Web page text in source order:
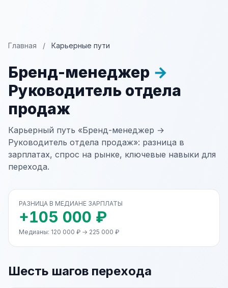
Главная / Карьерные пути
Бренд-менеджер →
Руководитель отдела
продаж
Карьерный путь «Бренд-менеджер →
Руководитель отдела продаж»: разница в
зарплатах, спрос на рынке, ключевые навыки для
перехода.
РАЗНИЦА В МЕДИАНЕ ЗАРПЛАТЫ
+105 000 ₽
Медианы: 120 000 ₽ → 225 000 ₽
Шесть шагов перехода